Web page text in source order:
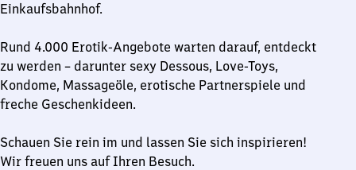
Einkaufsbahnhof.
Rund 4.000 Erotik-Angebote warten darauf, entdeckt
zu werden – darunter sexy Dessous, Love-Toys,
Kondome, Massageöle, erotische Partnerspiele und
freche Geschenkideen.
Schauen Sie rein im und lassen Sie sich inspirieren!
Wir freuen uns auf Ihren Besuch.